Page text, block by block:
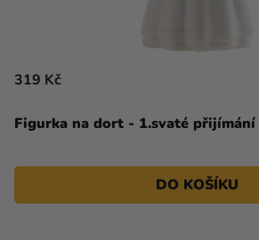
Figurka na dort - 1.svaté přijímání
319 Kč
DO KOŠÍKU